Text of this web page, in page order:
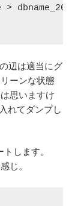
辺は適当にグ
ーンな状態
思いますけ
れてダンプし
します。
じ。